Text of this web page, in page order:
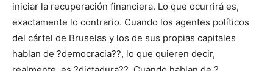
iniciar la recuperación financiera. Lo que ocurrirá es,
exactamente lo contrario. Cuando los agentes políticos
del cártel de Bruselas y los de sus propias capitales
hablan de ?democracia??, lo que quieren decir,